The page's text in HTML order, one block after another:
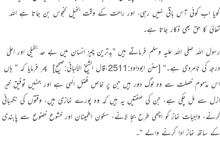
گویا اب کوئی آس باقی نہیں رہی، اور راحت کے وقت بخیل کنجوس بن جاتا ہے اللہ
تعالیٰ کا حق بھی ڈکار جاتا ہے۔
رسول اللہ صلی اللہ علیہ وسلم فرماتے ہیں ”بدترین چیز انسان میں بے حد بخیلی اور اعلیٰ
درجہ کی نامردی ہے۔‏“ [سنن ابوداود:2511،قال الشيخ الألباني:صحیح] ‏ پھر فرمایا کہ ” ہاں
اس مذموم خصلت سے وہ لوگ دور ہیں جن پر خاص فضل الٰہی ہے اور جنہیں توفیق خیر
ازل سے مل چکی ہے، جن کی صفتیں یہ ہیں کہ وہ پورے نمازی ہیں، وقتوں کی نگہبانی
کرنے، واجبات نماز کو اچھی طرح بجا لانے، سکون اطمینان اور خشوع خضوع سے پابندی
کے ساتھ نماز ادا کرنے والے “۔